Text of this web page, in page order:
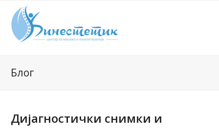
Блог
Дијагностички снимки и